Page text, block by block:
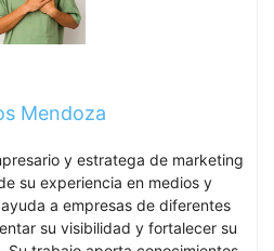
Mendoza
y estratega de marketing
su experiencia en medios y
a empresas de diferentes
su visibilidad y fortalecer su